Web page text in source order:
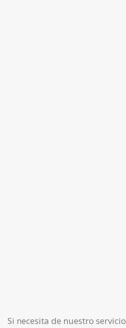
Si necesita de nuestro servicio